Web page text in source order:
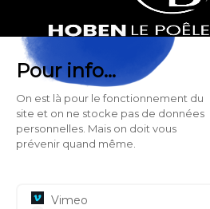
Pour info...
On est là pour le fonctionnement du
site et on ne stocke pas de données
personnelles. Mais on doit vous
prévenir quand même.
Vimeo
HOBEN, POÊLE À
266, Rue des
38350 Saint
SUIVEZ-NOUS SUR NOS